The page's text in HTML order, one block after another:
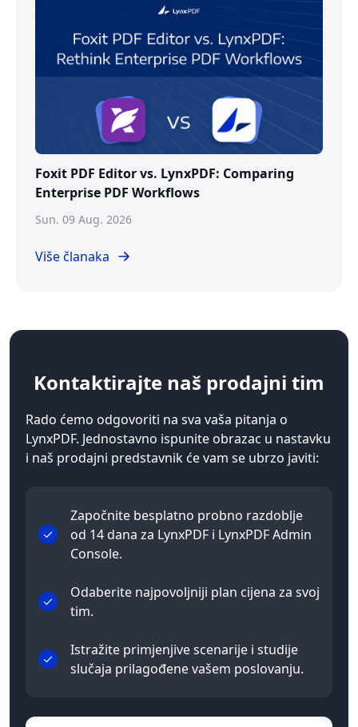
Foxit PDF Editor vs. LynxPDF: Comparing
Enterprise PDF Workflows
Sun. 09 Aug. 2026
Više članaka
Kontaktirajte naš prodajni tim
Rado ćemo odgovoriti na sva vaša pitanja o
LynxPDF. Jednostavno ispunite obrazac u nastavku
i naš prodajni predstavnik će vam se ubrzo javiti:
Započnite besplatno probno razdoblje
od 14 dana za LynxPDF i LynxPDF Admin
Console.
Odaberite najpovoljniji plan cijena za svoj
tim.
Istražite primjenjive scenarije i studije
slučaja prilagođene vašem poslovanju.